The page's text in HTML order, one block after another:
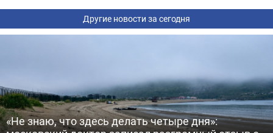
Другие новости за сегодня
«Не знаю, что здесь делать четыре дня»: